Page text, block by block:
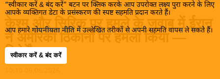
“स्वीकार करें & बंद करें” बटन पर क्लिक करके आप उपरोक्त लक्ष्य पुरा करने के लिए
आपके व्यक्तिगत डेटा के प्रसंस्करण की स्पष्ट सहमति प्रदान करते हैं।
आप हमारे गोपनीयता नीति में उल्लेखित तरीकों से अपनी सहमति वापस ले सकते हैं।
स्वीकार करें & बंद करें
केश्म और सिरिक पर हमले के जवाब में ईरान
ने अमेरिकी ठिकानों पर हमला किया —
रिपोर्टें